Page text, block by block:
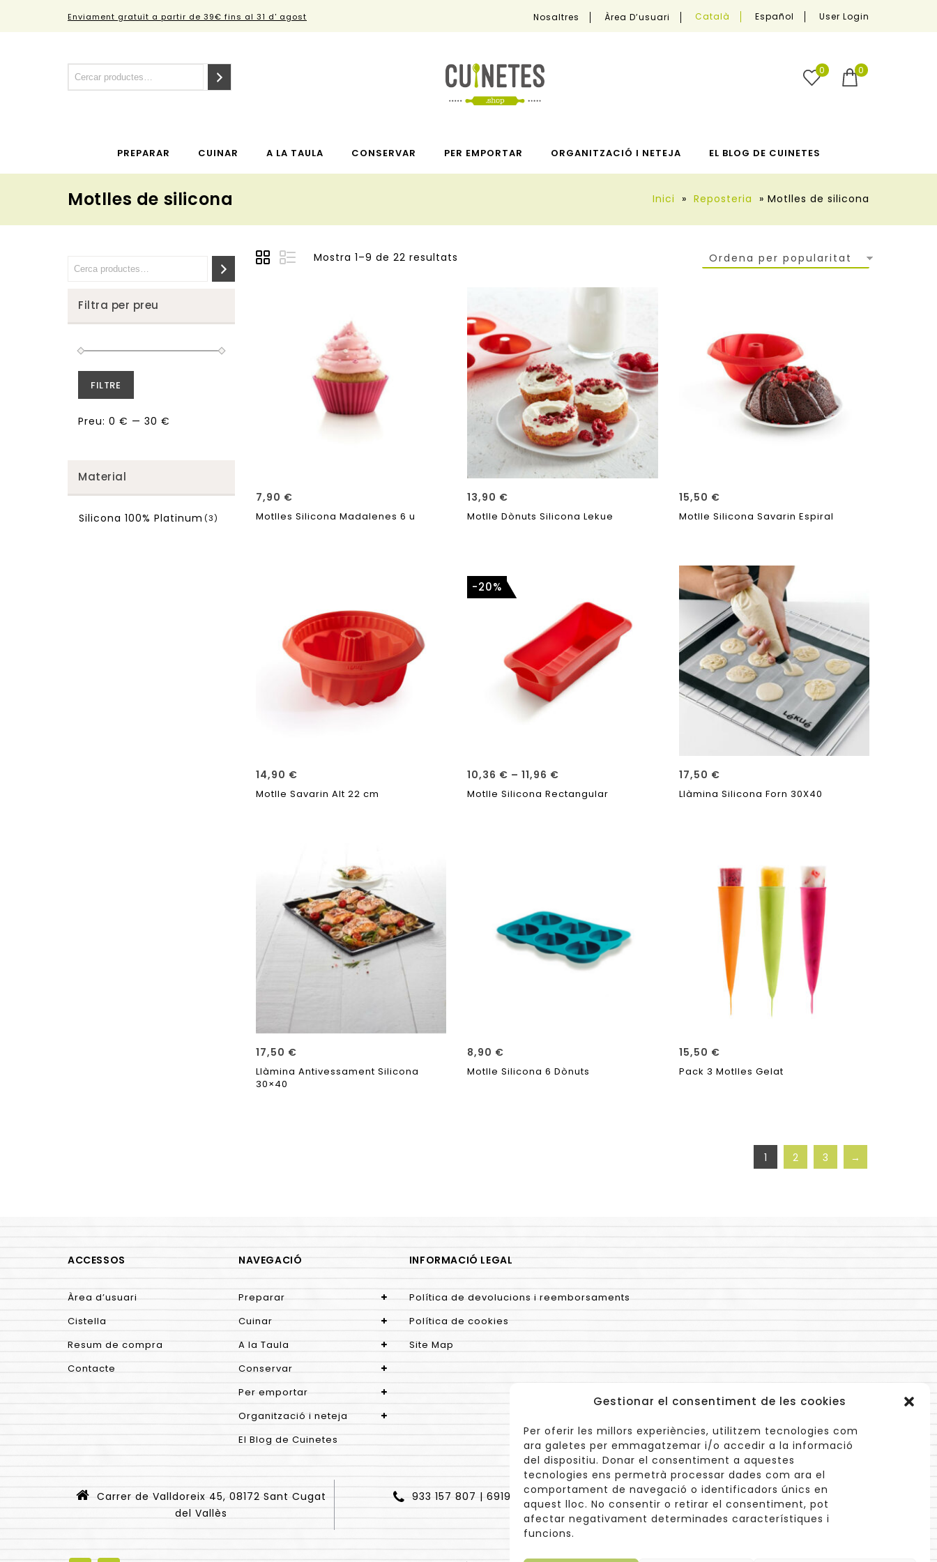
Gestionar el consentiment de les cookies
Per oferir les millors experiències, utilitzem tecnologies com
ara galetes per emmagatzemar i/o accedir a la informació
del dispositiu. Donar el consentiment a aquestes
tecnologies ens permetrà processar dades com ara el
comportament de navegació o identificadors únics en
aquest lloc. No consentir o retirar el consentiment, pot
afectar negativament determinades característiques i
funcions.
Enviament gratuït a partir de 39€ fins al 31 d' agost Nosaltres Àrea D’usuari Català Español User Login
0
0
PREPARAR CUINAR A LA TAULA CONSERVAR PER EMPORTAR ORGANITZACIÓ I NETEJA EL BLOG DE CUINETES
Motlles de silicona Inici » Reposteria » Motlles de silicona
Mostra 1–9 de 22 resultats Ordena per popularitat
7,90 €
Motlles Silicona Madalenes 6 u
13,90 €
Motlle Dònuts Silicona Lekue
15,50 €
Motlle Silicona Savarin Espiral
14,90 €
Motlle Savarin Alt 22 cm
-20%
10,36 € – 11,96 €
Motlle Silicona Rectangular
17,50 €
Llàmina Silicona Forn 30X40
17,50 €
Llàmina Antivessament Silicona
30×40
8,90 €
Motlle Silicona 6 Dònuts
15,50 €
Pack 3 Motlles Gelat
1 2 3 →
Filtra per preu
FILTRE
Preu: 0 € — 30 €
Material
Silicona 100% Platinum (3)
ACCESSOS
Àrea d’usuari
Cistella
Resum de compra
Contacte
NAVEGACIÓ
Preparar
Cuinar
A la Taula
Conservar
Per emportar
Organització i neteja
El Blog de Cuinetes
INFORMACIÓ LEGAL
Política de devolucions i reemborsaments
Política de cookies
Site Map
Carrer de Valldoreix 45, 08172 Sant Cugat
del Vallès
933 157 807 | 691967537 info@cuinetes.shop